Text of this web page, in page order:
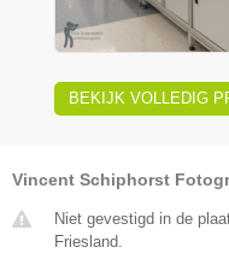
BEKIJK VOLLEDIG
Vincent Schiphorst
Niet gevestigd in de
Friesland.